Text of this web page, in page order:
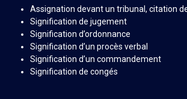
Assignation devant un tribunal, citation
Signification de jugement
Signification d’ordonnance
Signification d’un procès verbal
Signification d’un commandement
Signification de congés